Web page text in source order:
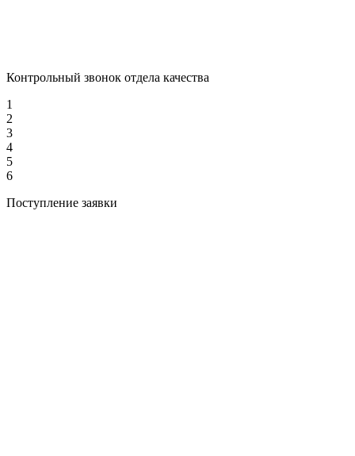
Контрольный звонок отдела качества
1
2
3
4
5
6
Поступление заявки